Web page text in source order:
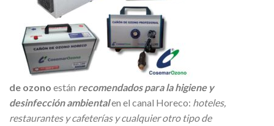
de ozono están recomendados para la higiene y
desinfección ambientalen el canal Horeco: hoteles,
restaurantes y cafeterías y cualquier otro tipo de